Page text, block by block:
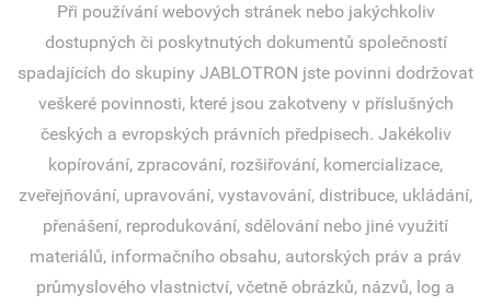
Při používání webových stránek nebo jakýchkoliv
dostupných či poskytnutých dokumentů společností
spadajících do skupiny JABLOTRON jste povinni dodržovat
veškeré povinnosti, které jsou zakotveny v příslušných
českých a evropských právních předpisech. Jakékoliv
kopírování, zpracování, rozšiřování, komercializace,
zveřejňování, upravování, vystavování, distribuce, ukládání,
přenášení, reprodukování, sdělování nebo jiné využití
materiálů, informačního obsahu, autorských práv a práv
průmyslového vlastnictví, včetně obrázků, názvů, log a